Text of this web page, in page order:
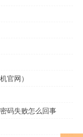
官网）
码失败怎么回事